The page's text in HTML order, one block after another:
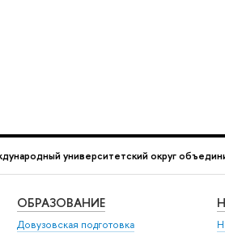
университетский округ
ОБРАЗОВАНИЕ
Довузовская подготовка